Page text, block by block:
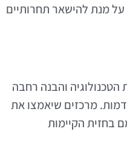
מנת להישאר תחרותיים
הטכנולוגיה והבנה רחבה
מרכזים שיאמצו את
בחזית הקיימות